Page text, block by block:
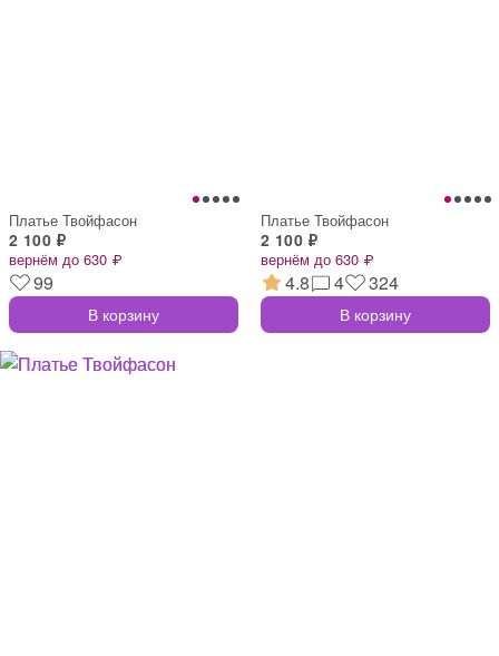
Платье Твойфасон
2 100 ₽
вернём до 630 ₽
99
В корзину
Платье Твойфасон
2 100 ₽
вернём до 630 ₽
4.8 4 324
В корзину